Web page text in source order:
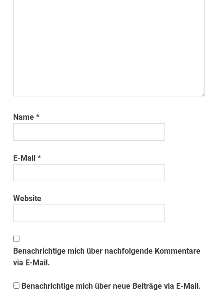
Name*
E-Mail*
Website
Benachrichtige mich über nachfolgende Kommentare
via E-Mail.
Benachrichtige mich über neue Beiträge via E-Mail.